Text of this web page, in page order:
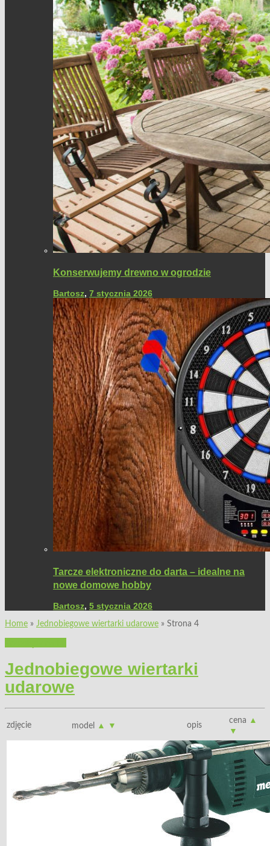
Konserwujemy drewno w ogrodzie
Bartosz, 7 stycznia 2026
Tarcze elektroniczne do darta – idealne na
nowe domowe hobby
Bartosz, 5 stycznia 2026
Home » Jednobiegowe wiertarki udarowe » Strona 4
Jednobiegowe wiertarki
udarowe
zdjęcie model ▲ ▼ opis
cena ▲
▼